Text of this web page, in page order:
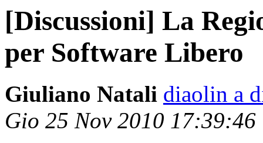
[Discussioni] La
per Software Libero
Giuliano Natali diaolin a
Gio 25 Nov 2010 17:39:46